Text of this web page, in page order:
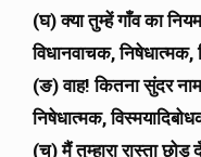
(घ) क्या तुम्हें गाँव का
विधानवाचक, निषेधात्मक,
(ङ) वाह! कितना सुंदर
निषेधात्मक,
(च) मैं तुम्हारा रास्ता